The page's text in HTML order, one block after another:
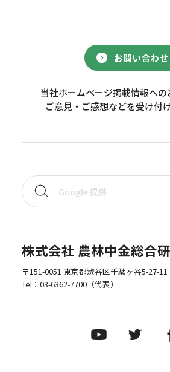
お問い合わせ
当社ホームページ掲載情報への
ご意見・ご感想などを受け付
株式会社 農林中金総合
〒151-0051 東京都渋谷区千駄ヶ谷5-27-
Tel： 03-6362-7700（代表）